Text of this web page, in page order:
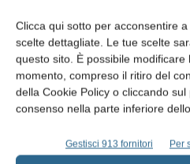
Clicca qui sotto per acconsentire
scelte dettagliate. Le tue scelte
questo sito. È possibile
momento, compreso il ritiro del
della Cookie Policy o cliccando
consenso nella parte inferiore
Gestisci 913 fornitori Per
Edicola web
Abbonati